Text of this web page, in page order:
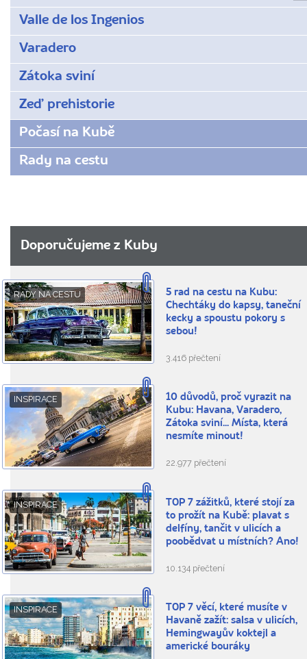
Valle de los Ingenios
Varadero
Zátoka sviní
Zeď prehistorie
Počasí na Kubě
Rady na cestu
Doporučujeme z Kuby
RADY NA CESTU
5 rad na cestu na Kubu:
Chechtáky do kapsy, taneční
kecky a spoustu pokory s
sebou!
3.416 přečtení
INSPIRACE
10 důvodů, proč vyrazit na
Kubu: Havana, Varadero,
Zátoka sviní... Místa, která
nesmíte minout!
22.977 přečtení
INSPIRACE
TOP 7 zážitků, které stojí za
to prožít na Kubě: plavat s
delfíny, tančit v ulicích a
poobědvat u místních? Ano!
10.134 přečtení
INSPIRACE
TOP 7 věcí, které musíte v
Havaně zažít: salsa v ulicích,
Hemingwayův koktejl a
americké bouráky